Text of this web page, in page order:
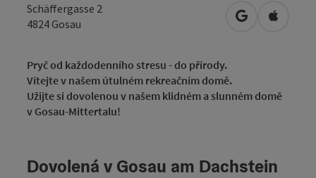
Schäffergasse 2
4824 Gosau Otevřít vOtevřít
Pryč od každodenního stresu - do přírody.
Vítejte v našem útulném rekreačním domě.
Užijte si dovolenou v našem klidném a slunném domě
v Gosau-Mittertalu!
Dovolená v Gosau am Dachstein